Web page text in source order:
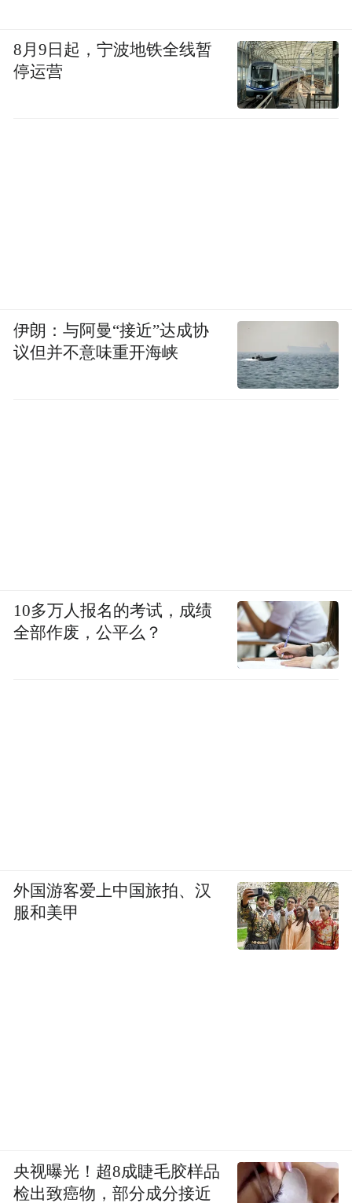
8月9日起，宁波地铁全线暂
停运营
伊朗：与阿曼“接近”达成协
议但并不意味重开海峡
10多万人报名的考试，成绩
全部作废，公平么？
外国游客爱上中国旅拍、汉
服和美甲
央视曝光！超8成睫毛胶样品
检出致癌物，部分成分接近